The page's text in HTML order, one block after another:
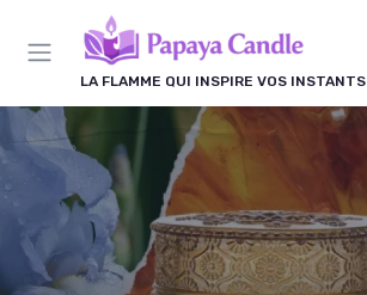
LA FLAMME QUI INSPIRE VOS INSTANTS
Panneau de gestion des cookies